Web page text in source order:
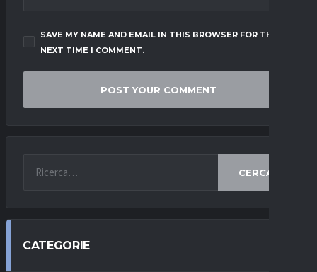
SAVE MY NAME AND EMAIL IN THIS BROWSER FOR THE
NEXT TIME I COMMENT.
CERCA
CATEGORIE